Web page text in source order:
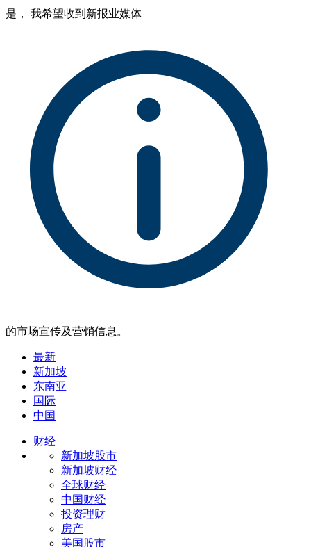
是， 我希望收到新报业媒体
的市场宣传及营销信息。
最新
新加坡
东南亚
国际
中国
财经
新加坡股市
新加坡财经
全球财经
中国财经
投资理财
房产
美国股市